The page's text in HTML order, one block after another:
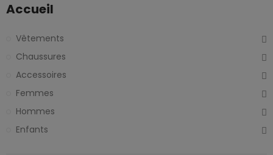
Accueil
Vêtements
Chaussures
Accessoires
Femmes
Hommes
Enfants